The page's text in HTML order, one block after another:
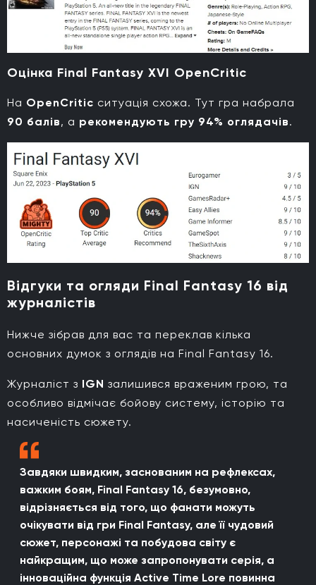
Оцінка Final Fantasy XVI OpenCritic
На OpenCritic ситуація схожа. Тут гра набрала
90 балів, а рекомендують гру 94% оглядачів.
Відгуки та огляди Final Fantasy 16 від
журналістів
Нижче зібрав для вас та переклав кілька
основних думок з оглядів на Final Fantasy 16.
Журналіст з IGN залишився враженим грою, та
особливо відмічає бойову систему, історію та
насиченість сюжету.
Завдяки швидким, заснованим на рефлексах,
важким боям, Final Fantasy 16, безумовно,
відрізняється від того, що фанати можуть
очікувати від гри Final Fantasy, але її чудовий
сюжет, персонажі та побудова світу є
найкращим, що може запропонувати серія, а
інноваційна функція Active Time Lore повинна